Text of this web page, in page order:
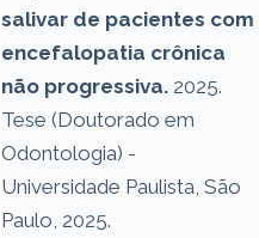
salivar de pacientes com
encefalopatia crônica
não progressiva. 2025.
Tese (Doutorado em
Odontologia) -
Universidade Paulista, São
Paulo, 2025.